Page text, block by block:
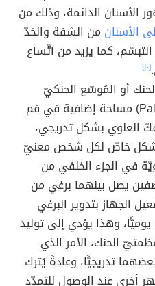
الأسنان الدائمة، وذلك من
الأسنان من الشفة والخدّ
كما يزيد من اتّساع
[١٠]
أو المُوسّع الحنكيّ
(بالإنجليزيّة: Palatal expander) مساحة إضافية في فم
العلوي بشكل تدريجي،
بشكل خاصّ لكل شخص معنيّ
في الجزء الخلفي من
يصل بينهما برغي من
الجهاز بتدوير البرغي
وهذا يؤدي إلى توليد
الحنك، الأمر الذي
تدريجيًّا، وعادةً يُترك
أخرى عند الوصول للتمدّد